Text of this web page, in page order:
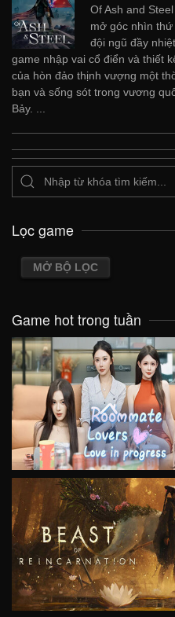
Of Ash and
mở góc nhìn
đội ngũ đầy
game nhập vai cổ điển và thiết
của hòn đảo thịnh vượng một
bạn và sống sót trong vương
Bảy. ...
Lọc game
MỞ BỘ LỌC
Game hot trong tuần
VIEW
VIEW